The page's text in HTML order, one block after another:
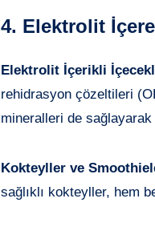
4. Elektrolit
Elektrolit İçerikli
rehidrasyon çözeltileri
mineralleri de sağlayarak
Kokteyller ve
sağlıklı kokteyller, hem